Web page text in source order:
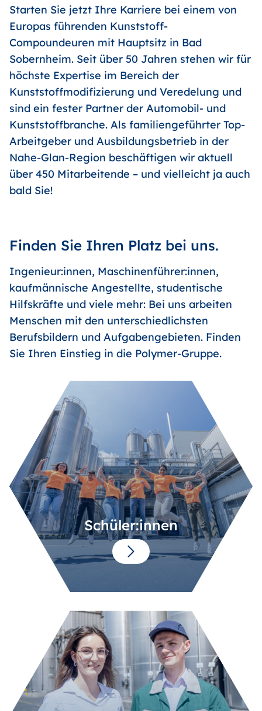
Starten Sie jetzt Ihre Karriere bei einem von
Europas führenden Kunststoff-
Compoundeuren mit Hauptsitz in Bad
Sobernheim. Seit über 50 Jahren stehen wir für
höchste Expertise im Bereich der
Kunststoffmodifizierung und Veredelung und
sind ein fester Partner der Automobil- und
Kunststoffbranche. Als familiengeführter Top-
Arbeitgeber und Ausbildungsbetrieb in der
Nahe-Glan-Region beschäftigen wir aktuell
über 450 Mitarbeitende – und vielleicht ja auch
bald Sie!
Finden Sie Ihren Platz bei uns.
Ingenieur:innen, Maschinenführer:innen,
kaufmännische Angestellte, studentische
Hilfskräfte und viele mehr: Bei uns arbeiten
Menschen mit den unterschiedlichsten
Berufsbildern und Aufgabengebieten. Finden
Sie Ihren Einstieg in die Polymer-Gruppe.
Schüler:innen